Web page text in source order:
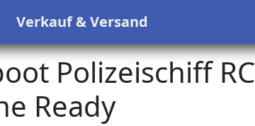
Verkauf & Versand
Polizeischiff RC
Ready